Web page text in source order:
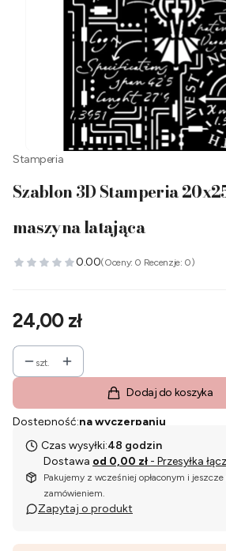
Stamperia
Szablon 3D Stamperia
maszyna latająca
0.00(Oceny: 0 Recenzje: 0)
Cena
24,00 zł
szt.
Dodaj do koszyka
Dostępność:na wyczerpaniu
Czas wysyłki:48 godzin
Dostawa od 0,00 zł - Przesyłka
Pakujemy z wcześniej opłaconym i jeszcze
zamówieniem.
Zapytaj o produkt